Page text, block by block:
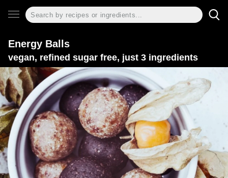
Energy Balls
vegan, refined sugar free, just 3 ingredients